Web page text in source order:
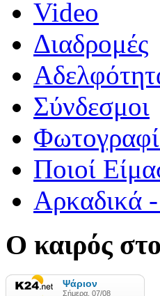
Video
Διαδρομές
Σύνδεσμοι
Ποιοί
Αρκαδικά
Ο καιρός